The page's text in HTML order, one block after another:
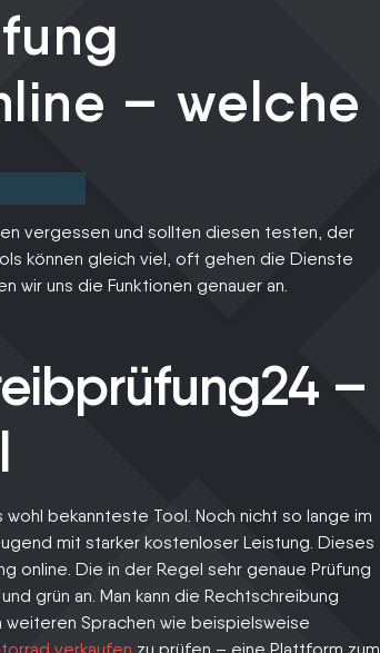
– welche
vergessen und sollten diesen testen, der
können gleich viel, oft gehen die Dienste
wir uns die Funktionen genauer an.
–
bekannteste Tool. Noch nicht so lange im
mit starker kostenloser Leistung. Dieses
online. Die in der Regel sehr genaue Prüfung
grün an. Man kann die Rechtschreibung
Sprachen wie beispielsweise